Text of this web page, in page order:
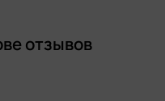
отзывов